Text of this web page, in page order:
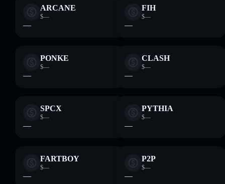
ARCANE
$—
—
FIH
$—
—
PONKE
$—
—
CLASH
$—
—
SPCX
$—
—
PYTHIA
$—
—
FARTBOY
$—
—
P2P
$—
—